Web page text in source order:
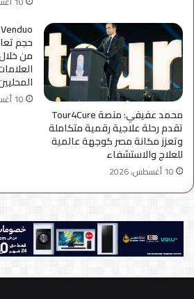
محمد عفيفي: منصة Tour4Cure
تقدم رحلة علاجية رقمية متكاملة
وتعزز مكانة مصر كوجهة عالمية
للعلاج والاستشفاء
10 أغسطس، 2026
من
10 أغسطس، 2026